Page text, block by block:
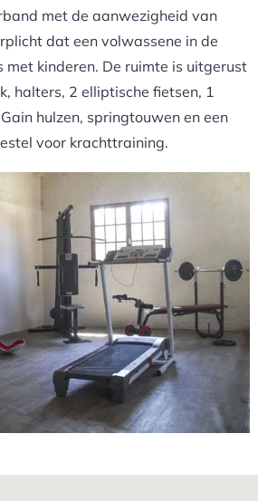
met de aanwezigheid van
dat een volwassene in de
met kinderen. De ruimte is uitgerust
halters, 2 elliptische fietsen, 1
hulzen, springtouwen en een
voor krachttraining.